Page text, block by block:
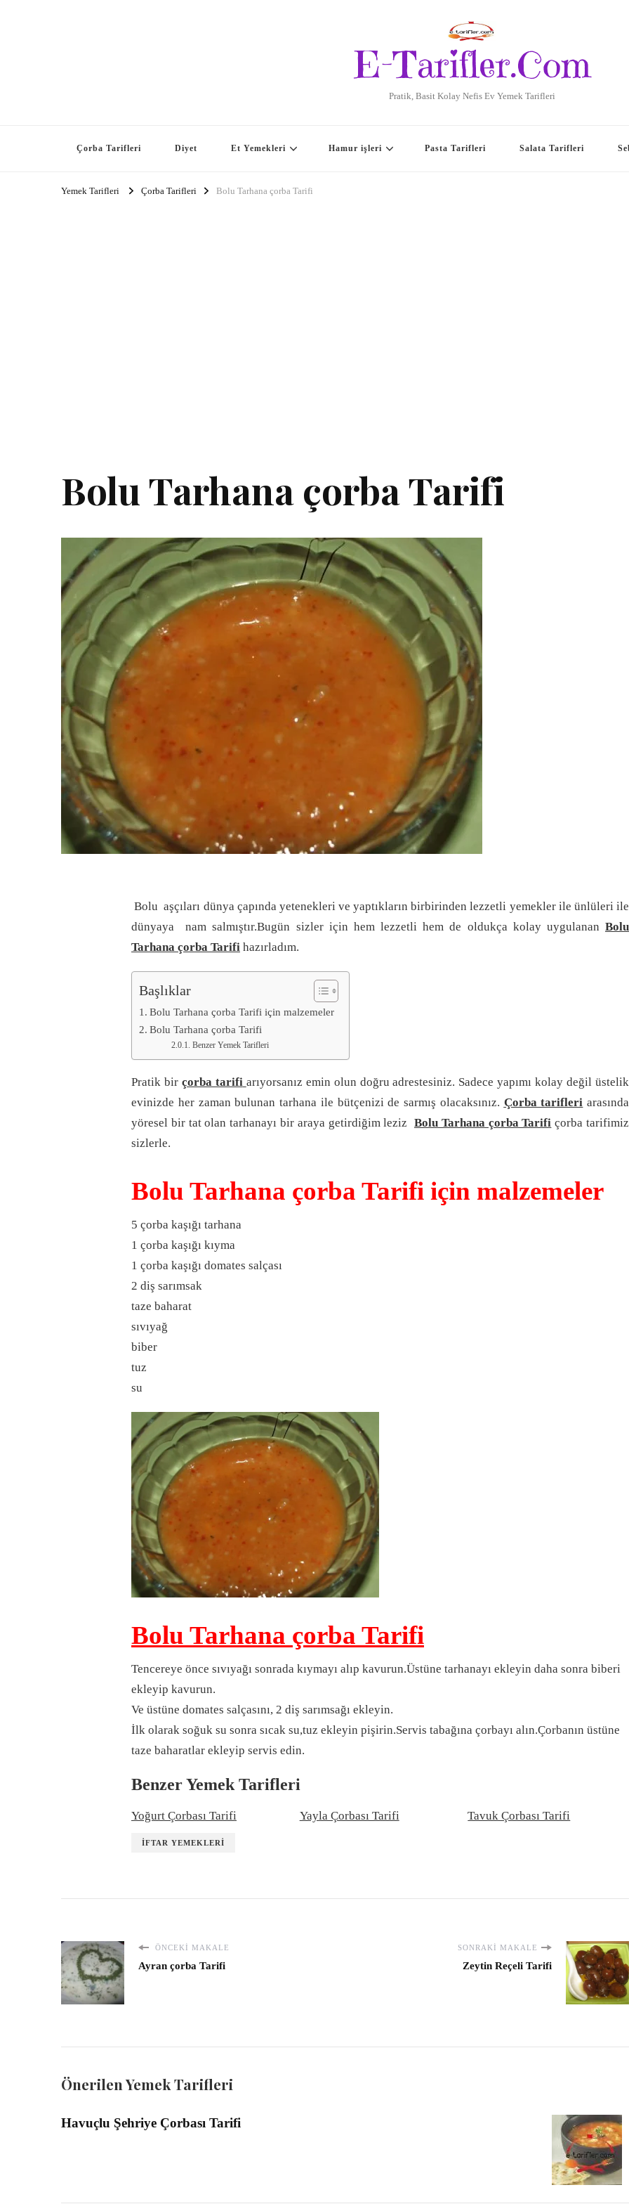
E-Tarifler.Com
Pratik, Basit Kolay Nefis Ev Yemek Tarifleri
Çorba Tarifleri Diyet Et Yemekleri Hamur işleri Pasta Tarifleri Salata Tarifleri
Yemek Tarifleri Çorba Tarifleri Bolu Tarhana çorba Tarifi
Bolu Tarhana çorba Tarifi
Bolu aşçıları dünya çapında yetenekleri ve yaptıkların birbirinden lezzetli yemekler ile ünlüleri ile
dünyaya nam salmıştır.Bugün sizler için hem lezzetli hem de oldukça kolay uygulanan Bolu
Tarhana çorba Tarifi hazırladım.
Başlıklar
Bolu Tarhana çorba Tarifi için malzemeler
Bolu Tarhana çorba Tarifi
Benzer Yemek Tarifleri
Pratik bir çorba tarifi arıyorsanız emin olun doğru adrestesiniz. Sadece yapımı kolay değil üstelik
evinizde her zaman bulunan tarhana ile bütçenizi de sarmış olacaksınız. Çorba tarifleri arasında
yöresel bir tat olan tarhanayı bir araya getirdiğim leziz Bolu Tarhana çorba Tarifi çorba tarifimiz
sizlerle.
Bolu Tarhana çorba Tarifi için malzemeler
5 çorba kaşığı tarhana
1 çorba kaşığı kıyma
1 çorba kaşığı domates salçası
2 diş sarımsak
taze baharat
sıvıyağ
biber
tuz
su
Bolu Tarhana çorba Tarifi
Tencereye önce sıvıyağı sonrada kıymayı alıp kavurun.Üstüne tarhanayı ekleyin daha sonra biberi
ekleyip kavurun.
Ve üstüne domates salçasını, 2 diş sarımsağı ekleyin.
İlk olarak soğuk su sonra sıcak su,tuz ekleyin pişirin.Servis tabağına çorbayı alın.Çorbanın üstüne
taze baharatlar ekleyip servis edin.
Benzer Yemek Tarifleri
Yoğurt Çorbası Tarifi Yayla Çorbası Tarifi Tavuk Çorbası Tarifi
İFTAR YEMEKLERI
ÖNCEKI MAKALE
Ayran çorba Tarifi
SONRAKI MAKALE
Zeytin Reçeli Tarifi
Önerilen Yemek Tarifleri
Havuçlu Şehriye Çorbası Tarifi